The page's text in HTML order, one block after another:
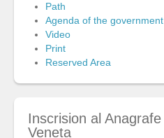
Path
Agenda of the government
Video
Print
Reserved Area
Inscrision al Anagrafe
Veneta